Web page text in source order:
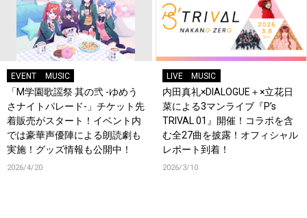
EVENT MUSIC
「M学園歌謡祭 其の弐 -ゆめう
さナイトパレード-」チケット先
着販売がスタート！イベント内
では豪華声優陣による朗読劇も
実施！グッズ情報も公開中！
2026/4/20
LIVE MUSIC
内田真礼×DIALOGUE＋×立花日
菜による3マンライブ『P’s
TRIVAL 01』開催！コラボを含
む全27曲を披露！オフィシャル
レポート到着！
2026/3/10